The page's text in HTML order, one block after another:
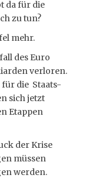
da für die
zu tun?
mehr.
des Euro
verloren.
für die Staats-
sich jetzt
Etappen
der Krise
müssen
werden.